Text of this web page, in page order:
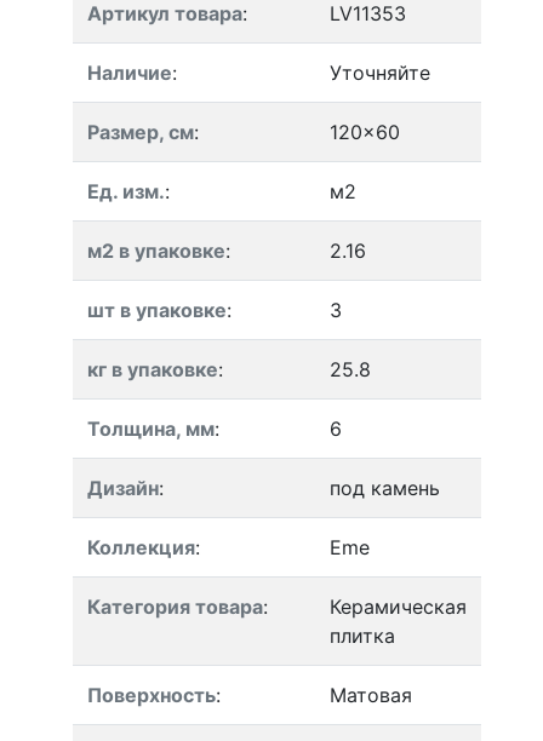
Артикул товара: LV11353
Наличие: Уточняйте
Размер, см: 120x60
Ед. изм.: м2
м2 в упаковке: 2.16
шт в упаковке: 3
кг в упаковке: 25.8
Толщина, мм: 6
Дизайн: под камень
Коллекция: Eme
Категория товара:
Керамическая
плитка
Поверхность: Матовая